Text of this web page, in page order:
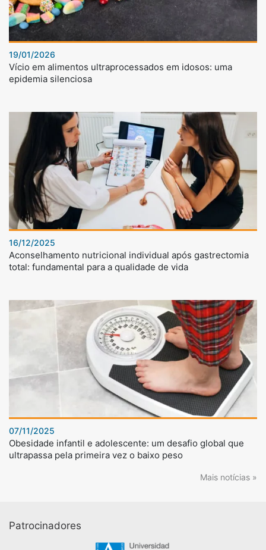
19/01/2026
Vício em alimentos ultraprocessados em idosos: uma
epidemia silenciosa
16/12/2025
Aconselhamento nutricional individual após gastrectomia
total: fundamental para a qualidade de vida
07/11/2025
Obesidade infantil e adolescente: um desafio global que
ultrapassa pela primeira vez o baixo peso
Mais notícias »
Patrocinadores